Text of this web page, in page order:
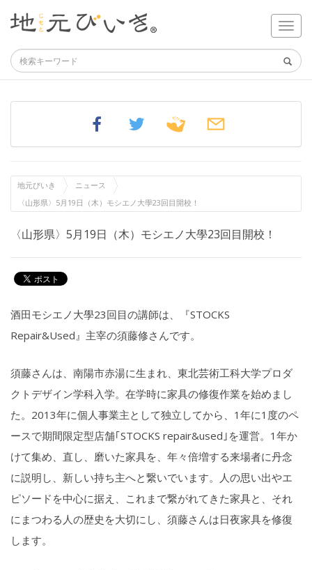
地元びいき
ニュース
〈山形県〉5月19日（木）モシエノ大學23回目開校！
〈山形県〉5月19日（木）モシエノ大學23回目開校！
酒田モシエノ大學23回目の講師は、『STOCKS
Repair&Used』主宰の須藤修さんです。
須藤さんは、南陽市赤湯に生まれ、東北芸術工科大学プロダ
クトデザイン学科入学。在学時に家具の修復作業を始めまし
た。2013年に個人事業主として独立してから、1年に1度のペ
ースで期間限定型店舗｢STOCKS repair&used｣を運営。1年か
けて集め、直し、磨いた家具を、年々倍増する来場者に丹念
に説明し、新しい持ち主へと繋いでいます。人の思い出やエ
ピソードを中心に据え、これまで繋がれてきた家具と、それ
にまつわる人の歴史を大切にし、須藤さんは日夜家具を修復
します。